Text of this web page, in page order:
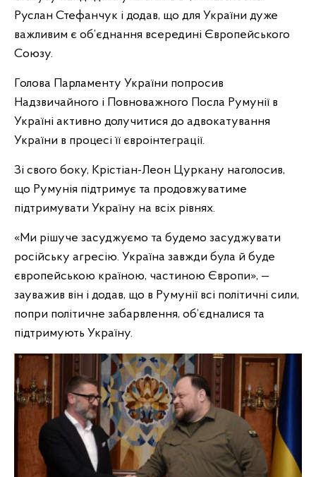
Руслан Стефанчук і додав, що для України дуже
важливим є об’єднання всередині Європейського
Союзу.
Голова Парламенту України попросив
Надзвичайного і Повноважного Посла Румунії в
Україні активно долучитися до адвокатування
України в процесі її євроінтеграції.
Зі свого боку, Крістіан-Леон Цуркану наголосив,
що Румунія підтримує та продовжуватиме
підтримувати Україну на всіх рівнях.
«Ми рішуче засуджуємо та будемо засуджувати
російську агресію. Україна завжди була й буде
європейською країною, частиною Європи», —
зауважив він і додав, що в Румунії всі політичні сили,
попри політичне забарвлення, об’єдналися та
підтримують Україну.